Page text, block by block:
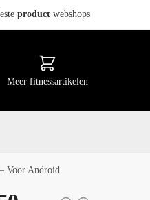
product webshops
Meer fitnessartikelen
Voor Android